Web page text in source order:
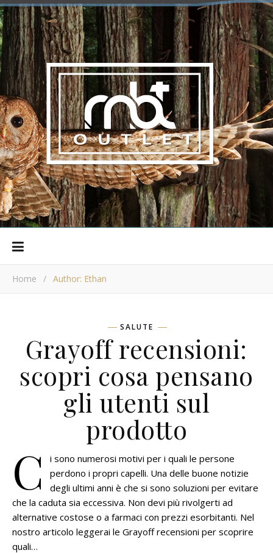
Home / Author: Ethan
SALUTE
Grayoff recensioni:
scopri cosa pensano
gli utenti sul
prodotto
C
i sono numerosi motivi per i quali le persone
perdono i propri capelli. Una delle buone notizie
degli ultimi anni è che si sono soluzioni per evitare
che la caduta sia eccessiva. Non devi più rivolgerti ad
alternative costose o a farmaci con prezzi esorbitanti. Nel
nostro articolo leggerai le Grayoff recensioni per scoprire
quali…